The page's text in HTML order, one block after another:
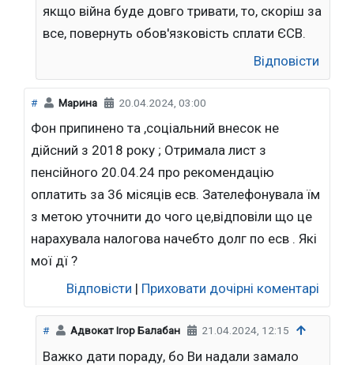
якщо війна буде довго тривати, то, скоріш за
все, повернуть обов'язковість сплати ЄСВ.
Відповісти
# Марина 20.04.2024, 03:00
Фон припинено та ,соціальний внесок не
дійсний з 2018 року ; Отримала лист з
пенсійного 20.04.24 про рекомендацію
оплатить за 36 місяців есв. Зателефонувала їм
з метою уточнити до чого це,відповіли що це
нарахувала налогова начебто долг по есв . Які
мої дї ?
Відповісти | Приховати дочірні коментарі
# Адвокат Ігор Балабан 21.04.2024, 12:15
Важко дати пораду, бо Ви надали замало